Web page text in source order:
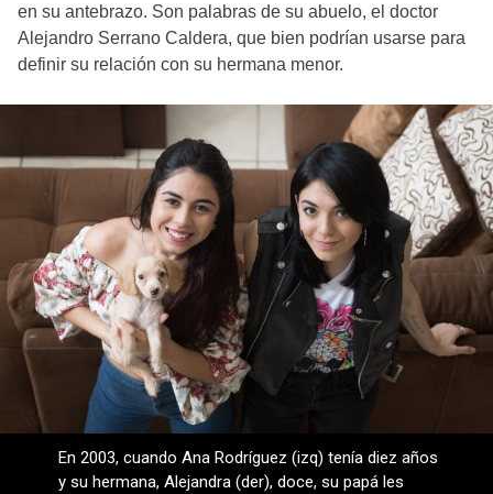
en su antebrazo. Son palabras de su abuelo, el doctor
Alejandro Serrano Caldera, que bien podrían usarse para
definir su relación con su hermana menor.
En 2003, cuando Ana Rodríguez (izq) tenía diez años
y su hermana, Alejandra (der), doce, su papá les